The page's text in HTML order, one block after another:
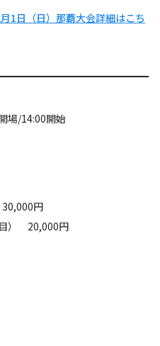
1日（日）那覇大会詳細はこち
場/14:00開始
円
） 20,000円